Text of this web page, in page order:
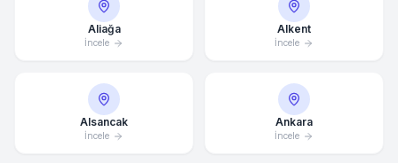
Aliağa
İncele
Alkent
İncele
Alsancak
İncele
Ankara
İncele